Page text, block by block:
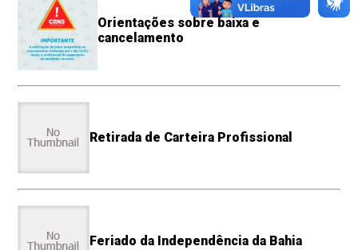
Orientações sobre baixa e
cancelamento
Retirada de Carteira Profissional
Feriado da Independência da Bahia